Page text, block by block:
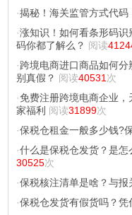
·揭秘！海关监管方式代码
·涨知识！如何看条形码
码你都了解么？ 阅读
·跨境电商进口商品如何
别真假？ 阅读40531 次
·免费注册跨境电商企业
家福利 阅读31899次
·保税仓租金一般多少钱?
·什么是保税仓发货？是怎
30525次
·保税核注清单是啥？与报
·保税仓发货有假货吗？凭